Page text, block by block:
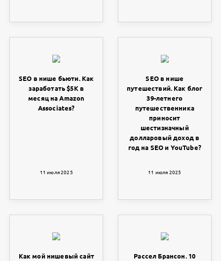
SEO в нише бьюти. Как
заработать $5K в
месяц на Amazon
Associates?
11 июля 2025
SEO в нише
путешествий. Как блог
39-летнего
путешественника
приносит
шестизначный
долларовый доход в
год на SEO и YouTube?
11 июля 2025
Как мой нишевый сайт
Рассел Брансон. 10